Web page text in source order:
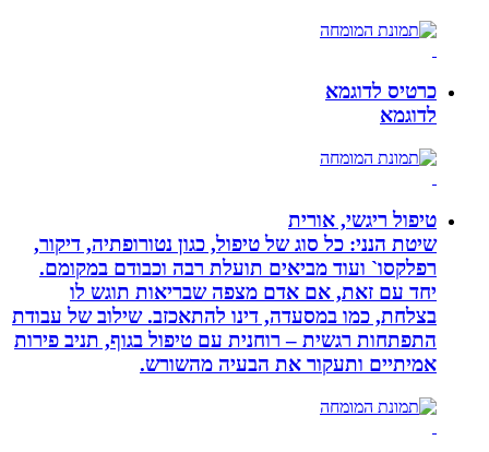
כרטיס לדוגמא
לדוגמא
טיפול ריגשי, אורית
שיטת הנני: כל סוג של טיפול, כגון נטורופתיה, דיקור,
רפלקסו` ועוד מביאים תועלת רבה וכבודם במקומם.
יחד עם זאת, אם אדם מצפה שבריאות תוגש לו
בצלחת, כמו במסעדה, דינו להתאכזב. שילוב של עבודת
התפתחות רגשית – רוחנית עם טיפול בגוף, תניב פירות
אמיתיים ותעקור את הבעיה מהשורש.